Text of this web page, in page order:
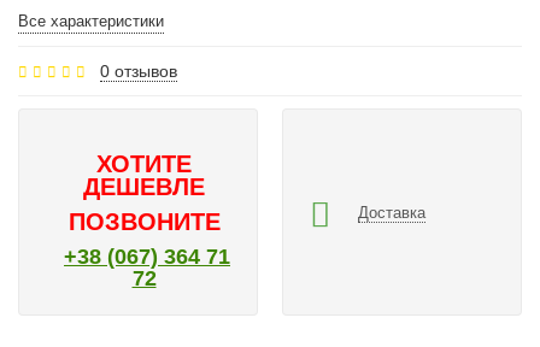
Все характеристики
0 отзывов
ХОТИТЕ
ДЕШЕВЛЕ
ПОЗВОНИТЕ
+38 (067) 364 71
72
Доставка